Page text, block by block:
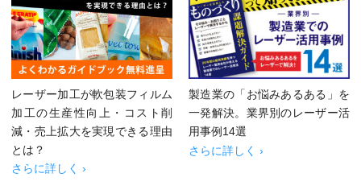
レーザー加工が軟包装フィルム
加工の生産性向上・コスト削
減・売上拡大を実現できる理由
とは？
さらに詳しく ›
製造業の「お悩みあるある」を
一発解決。業界別のレーザー活
用事例14選
さらに詳しく ›